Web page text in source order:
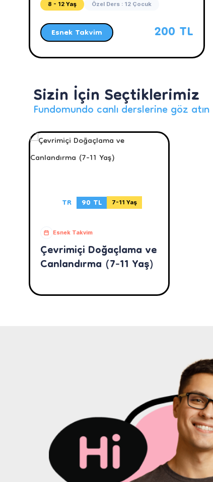
8 - 12 Yaş Özel Ders : 12 Çocuk
Esnek Takvim 200 TL
Sizin İçin Seçtiklerimiz
Fundomundo canlı derslerine göz atın
TR 90 TL 7-11 Yaş
Esnek Takvim
Çevrimiçi Doğaçlama ve
Canlandırma (7-11 Yaş)